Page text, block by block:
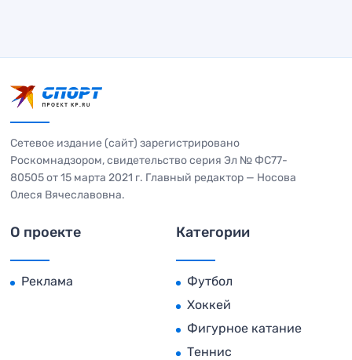
Сетевое издание (сайт) зарегистрировано
Роскомнадзором, свидетельство серия Эл № ФС77-
80505 от 15 марта 2021 г. Главный редактор — Носова
Олеся Вячеславовна.
О проекте
Реклама
Категории
Футбол
Хоккей
Фигурное катание
Теннис